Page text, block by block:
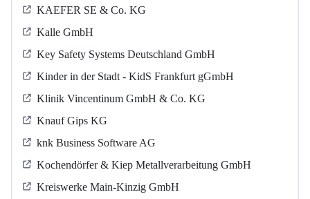
KAEFER SE & Co. KG
Kalle GmbH
Key Safety Systems Deutschland GmbH
Kinder in der Stadt - KidS Frankfurt gGmbH
Klinik Vincentinum GmbH & Co. KG
Knauf Gips KG
knk Business Software AG
Kochendörfer & Kiep Metallverarbeitung GmbH
Kreiswerke Main-Kinzig GmbH